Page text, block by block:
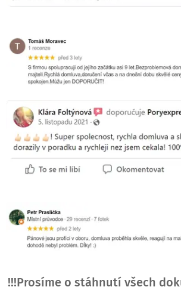
!!!Prosíme o stáhnutí všech